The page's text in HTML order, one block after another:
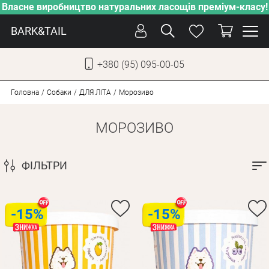
Власне виробництво натуральних ласощів преміум-класу!
BARK&TAIL
+380 (95) 095-00-05
ДОГЛЯД
НОВИНКИ
АКЦІЇ
ДЛЯ КОТІВ
Головна Собаки ДЛЯ ЛІТА Морозиво
МОРОЗИВО
ФІЛЬТРИ
-15% -15%